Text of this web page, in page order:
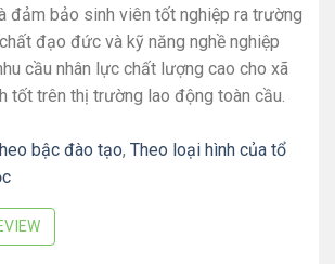
đảm bảo sinh viên tốt nghiệp ra trường
đạo đức và kỹ năng nghề nghiệp
cầu nhân lực chất lượng cao cho xã
tốt trên thị trường lao động toàn cầu.
bậc đào tạo, Theo loại hình của tổ